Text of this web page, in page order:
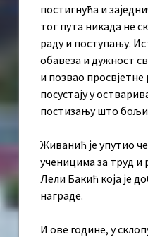
постигнућа и
тог пута никада не
раду и поступању.
обавеза и дужност
и позвао
посустају у
постизању што
Живанић је упутио
ученицима за труд
Лели Бакић која је
награде.
И ове године, у